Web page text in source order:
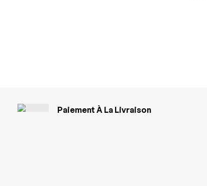
Paiement À La Livraison